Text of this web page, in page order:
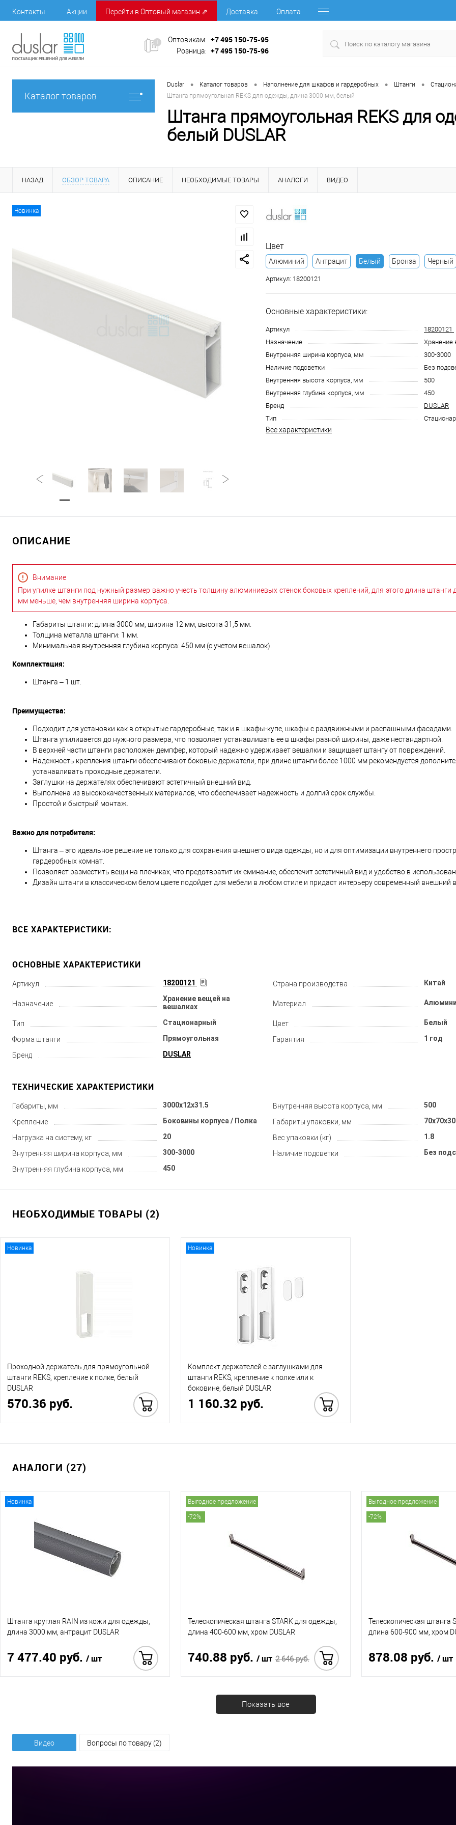
Контакты Акции Перейти в Оптовый магазин ⇗ Доставка Оплата
Оптовикам: +7 495 150-75-95
Розница: +7 495 150-75-96
Каталог товаров
Duslar • Каталог товаров • Наполнение для шкафов и гардеробных • Штанги •
Штанга прямоугольная REKS для одежды, длина 3000 мм, белый
Штанга прямоугольная REKS для
белый DUSLAR
НАЗАД ОБЗОР ТОВАРА ОПИСАНИЕ НЕОБХОДИМЫЕ ТОВАРЫ АНАЛОГИ ВИДЕО
Новинка
Цвет
Алюминий Антрацит Белый Бронза Черный
Артикул: 18200121
Основные характеристики:
Артикул
18200121
Назначение
Хранение
Внутренняя ширина корпуса, мм
300-3000
Наличие подсветки
Без
Внутренняя высота корпуса, мм
500
Внутренняя глубина корпуса, мм
450
Бренд
DUSLAR
Тип
Все характеристики
ОПИСАНИЕ
Внимание
При упилке штанги под нужный размер важно учесть толщину алюминиевых стенок боковых креплений, для этого длина штанги
мм меньше, чем внутренняя ширина корпуса.
Габариты штанги: длина 3000 мм, ширина 12 мм, высота 31,5 мм.
Толщина металла штанги: 1 мм.
Минимальная внутренняя глубина корпуса: 450 мм (с учетом вешалок).
Комплектация:
Штанга – 1 шт.
Преимущества:
Подходит для установки как в открытые гардеробные, так и в шкафы-купе, шкафы с раздвижными и распашными фасадами.
Штанга упиливается до нужного размера, что позволяет устанавливать ее в шкафы разной ширины, даже нестандартной.
В верхней части штанги расположен демпфер, который надежно удерживает вешалки и защищает штангу от повреждений.
Надежность крепления штанги обеспечивают боковые держатели, при длине штанги более 1000 мм рекомендуется
устанавливать проходные держатели.
Заглушки на держателях обеспечивают эстетичный внешний вид.
Выполнена из высококачественных материалов, что обеспечивает надежность и долгий срок службы.
Простой и быстрый монтаж.
Важно для потребителя:
Штанга – это идеальное решение не только для сохранения внешнего вида одежды, но и для оптимизации внутреннего
гардеробных комнат.
Позволяет разместить вещи на плечиках, что предотвратит их сминание, обеспечит эстетичный вид и удобство в
Дизайн штанги в классическом белом цвете подойдет для мебели в любом стиле и придаст интерьеру современный внешний
ВСЕ ХАРАКТЕРИСТИКИ:
ОСНОВНЫЕ ХАРАКТЕРИСТИКИ
Артикул 18200121 Страна производства Китай
Назначение
Хранение вещей на
вешалках
Материал
Тип Стационарный Цвет Белый
Форма штанги Прямоугольная Гарантия 1 год
Бренд DUSLAR
ТЕХНИЧЕСКИЕ ХАРАКТЕРИСТИКИ
Габариты, мм 3000x12x31.5 Внутренняя высота корпуса, мм 500
Крепление Боковины корпуса / Полка Габариты упаковки, мм
Нагрузка на систему, кг 20 Вес упаковки (кг) 1.8
Внутренняя ширина корпуса, мм 300-3000 Наличие подсветки Без
Внутренняя глубина корпуса, мм 450
НЕОБХОДИМЫЕ ТОВАРЫ (2)
Новинка
Проходной держатель для прямоугольной
штанги REKS, крепление к полке, белый
DUSLAR
570.36 руб.
Новинка
Комплект держателей с заглушками для
штанги REKS, крепление к полке или к
боковине, белый DUSLAR
1 160.32 руб.
АНАЛОГИ (27)
Новинка
Штанга круглая RAIN из кожи для одежды,
длина 3000 мм, антрацит DUSLAR
7 477.40 руб. / шт
Выгодное предложение
-72%
Телескопическая штанга STARK для одежды,
длина 400-600 мм, хром DUSLAR
740.88 руб. / шт 2 646 руб.
Выгодное предложение
-72%
Телескопическая штанга
длина 600-900 мм, хром
878.08 руб. / шт
Показать все
Видео Вопросы по товару (2)